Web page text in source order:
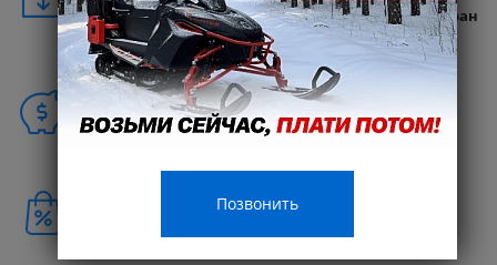
Бесплатная доставка в любую точку России и стран
СНГ
Способы покупки
Бонусы клиентам
Совершайте покупки и получайте
Позвонить